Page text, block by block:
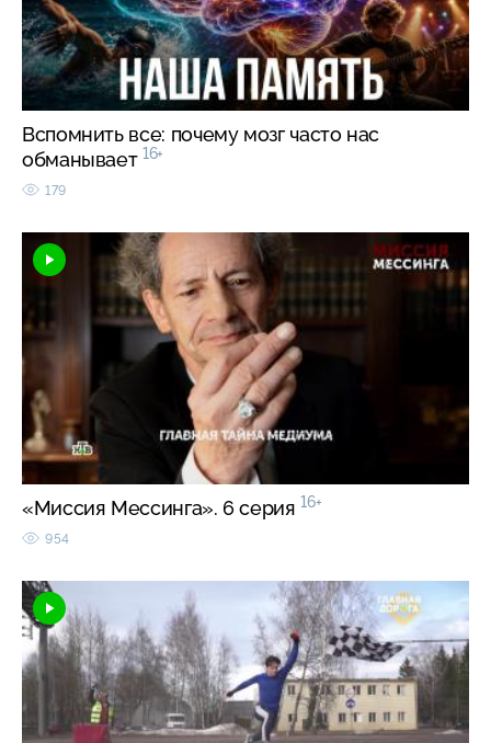
Вспомнить все: почему мозг часто нас
обманывает 16+
179
«Миссия Мессинга». 6 серия 16+
954